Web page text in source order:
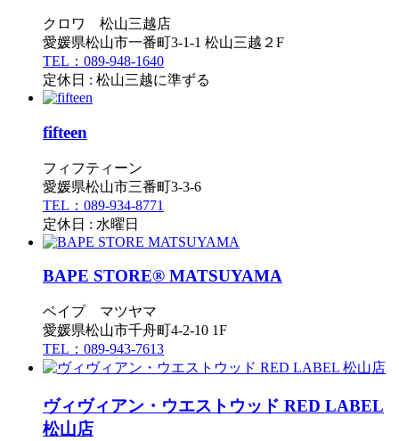
クロワ 松山三越店
愛媛県松山市一番町3-1-1 松山三越２F
TEL：089-948-1640
定休日 : 松山三越に準ずる
fifteen
フィフティーン
愛媛県松山市三番町3-3-6
TEL：089-934-8771
定休日 : 水曜日
BAPE STORE® MATSUYAMA
ベイプ マツヤマ
愛媛県松山市千舟町4-2-10 1F
TEL：089-943-7613
ヴィヴィアン・ウエストウッド RED LABEL
松山店